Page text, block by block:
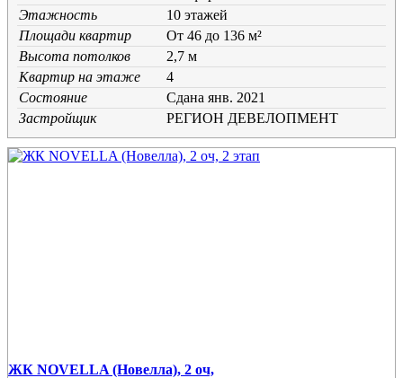
Этажность
10 этажей
Площади квартир
От 46 до 136 м²
Высота потолков
2,7 м
Квартир на этаже
4
Состояние
Cдана янв. 2021
Застройщик
РЕГИОН ДЕВЕЛОПМЕНТ
ЖК NOVELLA (Новелла), 2 оч,